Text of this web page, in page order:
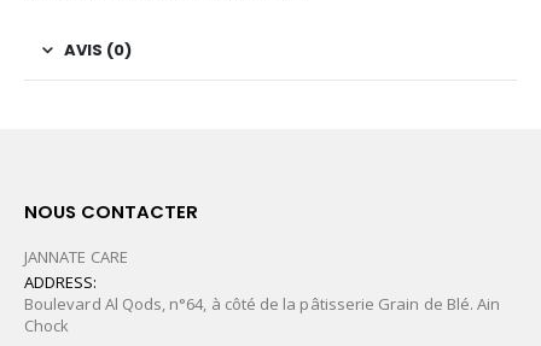
AVIS (0)
NOUS CONTACTER
JANNATE CARE
ADDRESS:
Boulevard Al Qods, n°64, à côté de la pâtisserie Grain de Blé. Ain
Chock